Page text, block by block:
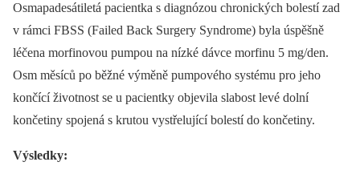
Osmapadesátiletá pacientka s diagnózou chronických bolestí zad
v rámci FBSS (Failed Back Surgery Syndrome) byla úspěšně
léčena morfinovou pumpou na nízké dávce morfinu 5 mg/den.
Osm měsíců po běžné výměně pumpového systému pro jeho
končící životnost se u pacientky objevila slabost levé dolní
končetiny spojená s krutou vystřelující bolestí do končetiny.
Výsledky: